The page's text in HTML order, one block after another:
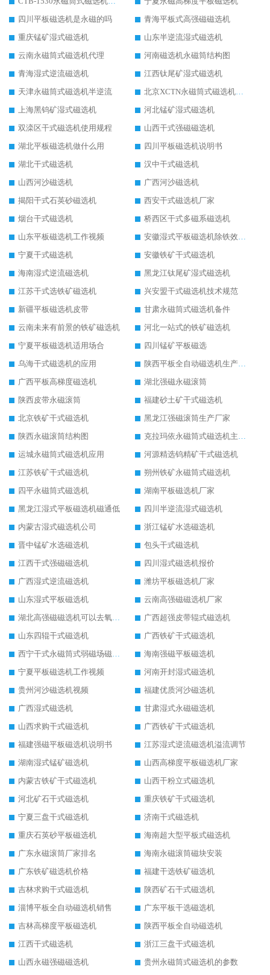
四川平板磁选机是永磁的吗
青海平板式高强磁磁选机
重庆锰矿湿式磁选机
山东半逆流湿式磁选机
云南永磁筒式磁选机代理
河南磁选机永磁筒结构图
青海湿式逆流磁选机
江西钛尾矿湿式磁选机
天津永磁筒式磁选机半逆流
北京XCTN永磁筒式磁选机磁块位置
上海黑钨矿湿式磁选机
河北锰矿湿式磁选机
双滦区干式磁选机使用规程
山西干式强磁磁选机
湖北平板磁选机做什么用
四川平板磁选机说明书
湖北干式磁选机
汉中干式磁选机
山西河沙磁选机
广西河沙磁选机
揭阳干式石英砂磁选机
西安干式磁选机厂家
烟台干式磁选机
桥西区干式多磁系磁选机
山东平板磁选机工作视频
安徽湿式平板磁选机除铁效果怎么样
宁夏干式磁选机
安徽铁矿干式磁选机
海南湿式逆流磁选机
黑龙江钛尾矿湿式磁选机
江苏干式选铁矿磁选机
兴安盟干式磁选机技术规范
新疆平板磁选机皮带
甘肃永磁筒式磁选机备件
云南未来有前景的铁矿磁选机
河北一站式的铁矿磁选机
宁夏平板磁选机适用场合
四川锰矿平板磁选
乌海干式磁选机的应用
陕西平板全自动磁选机生产厂家
广西平板高梯度磁选机
湖北强磁永磁滚筒
陕西皮带永磁滚筒
福建砂土矿干式磁选机
北京铁矿干式磁选机
黑龙江强磁滚筒生产厂家
陕西永磁滚筒结构图
克拉玛依永磁筒式磁选机主要技术参数
运城永磁筒式磁选机应用
河源精选钨精矿干式磁选机
江苏铁矿干式磁选机
朔州铁矿永磁筒式磁选机
四平永磁筒式磁选机
湖南平板磁选机厂家
黑龙江湿式平板磁选机磁通低
四川半逆流湿式磁选机
内蒙古湿式磁选机公司
浙江锰矿水选磁选机
晋中锰矿水选磁选机
包头干式磁选机
江西干式强磁磁选机
四川湿式磁选机报价
广西湿式逆流磁选机
潍坊平板磁选机厂家
山东湿式平板磁选机
云南高强磁磁选机厂家
湖北高强磁磁选机可以去氧化铝
广西超强皮带辊式磁选机
山东四辊干式磁选机
广西铁矿干式磁选机
西宁干式永磁筒式弱磁场磁选机结构图
海南强磁平板磁选机
宁夏平板磁选机工作视频
河南开封湿式磁选机
贵州河沙磁选机视频
福建优质河沙磁选机
广西湿式磁选机
甘肃湿式永磁磁选机
山西求购干式磁选机
广西铁矿干式磁选机
福建强磁平板磁选机说明书
江苏湿式逆流磁选机溢流调节
湖南湿式锰矿磁选机
山西高梯度平板磁选机厂家
内蒙古铁矿干式磁选机
山西干粉立式磁选机
河北矿石干式磁选机
重庆铁矿干式磁选机
宁夏三盘干式磁选机
济南干式磁选机
重庆石英砂平板磁选机
海南超大型平板式磁选机
广东永磁滚筒厂家排名
海南永磁滚筒磁块安装
广东铁矿磁选机价格
福建干选铁矿磁选机
吉林求购干式磁选机
陕西矿石干式磁选机
淄博平板全自动磁选机销售
广东平板干选磁选机
吉林高梯度平板磁选机
陕西平板全自动磁选机
江西干式磁选机
浙江三盘干式磁选机
山西永磁强磁磁选机
贵州永磁筒式磁选机的参数